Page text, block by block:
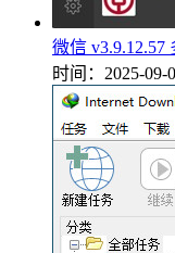
微信
时间：2025-09-